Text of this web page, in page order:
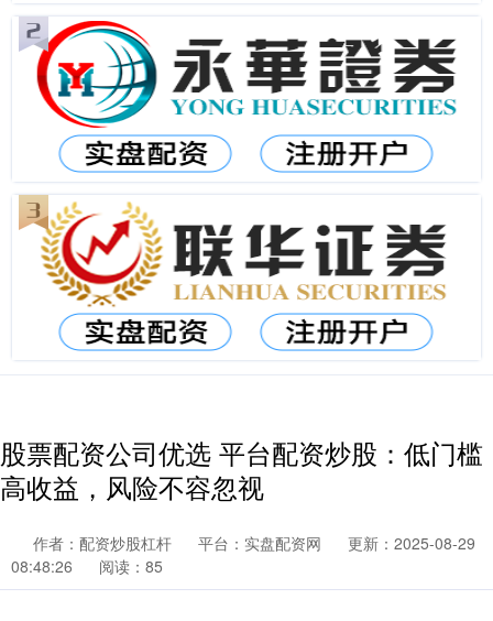
股票配资公司优选 平台配资炒股：低门槛
高收益，风险不容忽视
作者：配资炒股杠杆 平台：实盘配资网
更新：2025-08-29
08:48:26
阅读：85